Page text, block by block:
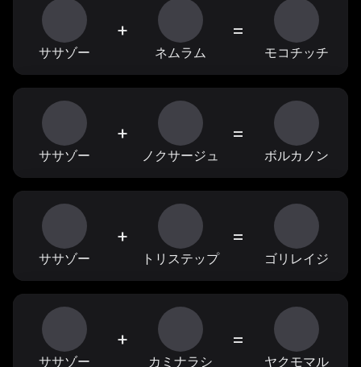
ササゾー
+
ネムラム
=
モコチッチ
ササゾー
+
ノクサージュ
=
ボルカノン
ササゾー
+
トリステップ
=
ゴリレイジ
ササゾー
+
カミナラシ
=
ヤクモマル